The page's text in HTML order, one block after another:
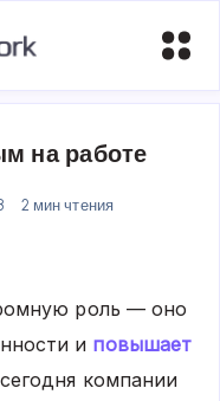
на работе
2 мин чтения
роль — оно
и повышает
компании